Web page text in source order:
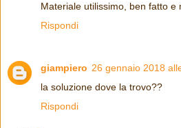
Materiale utilissimo, ben fatto e
Rispondi
giampiero 26 gennaio 2018
la soluzione dove la trovo??
Rispondi